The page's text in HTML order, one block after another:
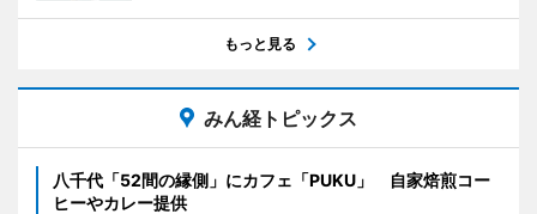
もっと見る
みん経トピックス
八千代「52間の縁側」にカフェ「PUKU」 自家焙煎コー
ヒーやカレー提供